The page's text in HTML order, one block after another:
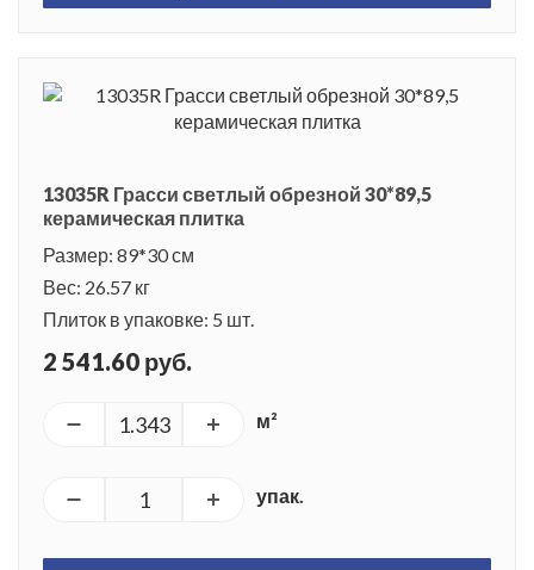
13035R Грасси светлый обрезной 30*89,5
керамическая плитка
Размер: 89*30 см
Вес: 26.57 кг
Плиток в упаковке: 5 шт.
2 541.60 руб.
м²
упак.